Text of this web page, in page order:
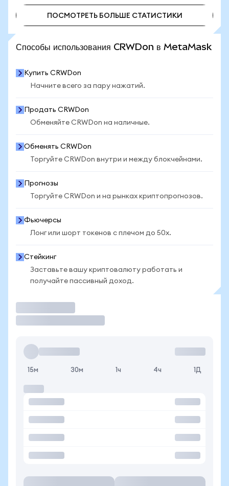
ПОСМОТРЕТЬ БОЛЬШЕ СТАТИСТИКИ
Способы использования CRWDon в MetaMask
Купить CRWDon
Начните всего за пару нажатий.
Продать CRWDon
Обменяйте CRWDon на наличные.
Обменять CRWDon
Торгуйте CRWDon внутри и между блокчейнами.
Прогнозы
Торгуйте CRWDon и на рынках криптопрогнозов.
Фьючерсы
Лонг или шорт токенов с плечом до 50x.
Стейкинг
Заставьте вашу криптовалюту работать и
получайте пассивный доход.
15м 30м 1ч 4ч 1Д